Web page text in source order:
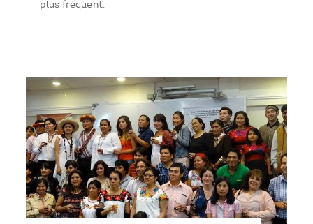
plus fréquent.